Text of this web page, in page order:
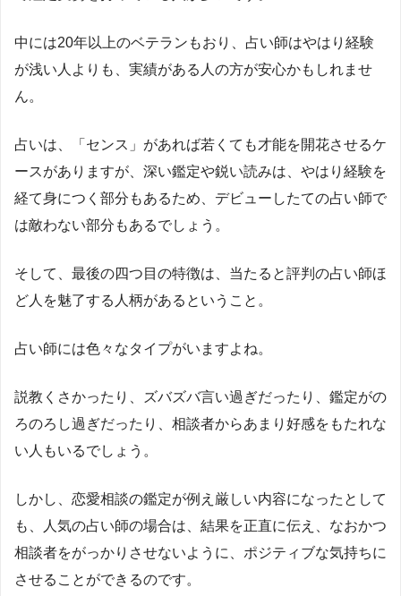
中には20年以上のベテランもおり、占い師はやはり経験
が浅い人よりも、実績がある人の方が安心かもしれませ
ん。
占いは、「センス」があれば若くても才能を開花させるケ
ースがありますが、深い鑑定や鋭い読みは、やはり経験を
経て身につく部分もあるため、デビューしたての占い師で
は敵わない部分もあるでしょう。
そして、最後の四つ目の特徴は、当たると評判の占い師ほ
ど人を魅了する人柄があるということ。
占い師には色々なタイプがいますよね。
説教くさかったり、ズバズバ言い過ぎだったり、鑑定がの
ろのろし過ぎだったり、相談者からあまり好感をもたれな
い人もいるでしょう。
しかし、恋愛相談の鑑定が例え厳しい内容になったとして
も、人気の占い師の場合は、結果を正直に伝え、なおかつ
相談者をがっかりさせないように、ポジティブな気持ちに
させることができるのです。